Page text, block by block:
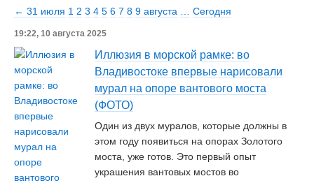
← 31 июля 1 2 3 4 5 6 7 8 9 августа Сегодня
19:22, 10 августа 2025
Иллюзия в морской рамке: во
Владивостоке впервые нарисовали
мурал на опоре вантового моста
(ФОТО)
Один из двух муралов, которые должны в
этом году появиться на опорах Золотого
моста, уже готов. Это первый опыт
украшения вантовых мостов во